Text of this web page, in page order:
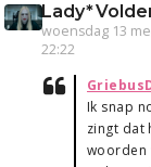
woensdag 13
22:22
Ik snap
zingt dat
woorden